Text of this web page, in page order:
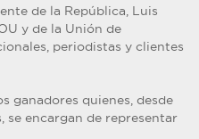
de la República, Luis
y de la Unión de
periodistas y clientes
ganadores quienes, desde
encargan de representar